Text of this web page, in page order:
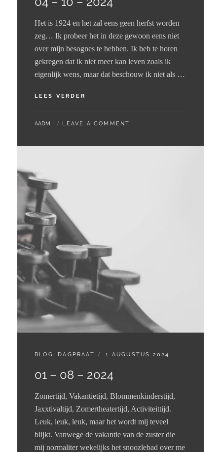
Het is 1924 en het zal eens geen herfst worden
zeg… Ik probeer het in deze gewoon eens niet
over mijn besognes te hebben. Ik heb te horen
gekregen dat ik niet meer kan leven zoals ik
eigenlijk wens, maar dat beschouw ik niet als …
LEES VERDER
–
BY
AADM LEAVE A COMMENT
CATEGORIES:
BLOG , DAGPRAAT
GEPLAATST
1 AUGUSTUS 2024
01 – 08 – 2024
Zomertijd, Vakantietijd, Blommenkinderstijd,
Jaxxtivaltijd, Zomertheatertijd, Activiteittijd.
Leuk, leuk, leuk, maar het wordt mij teveel
blijkt. Vanwege de vakantie van de zuster die
mij normaliter wekelijks het snoozlebad over me